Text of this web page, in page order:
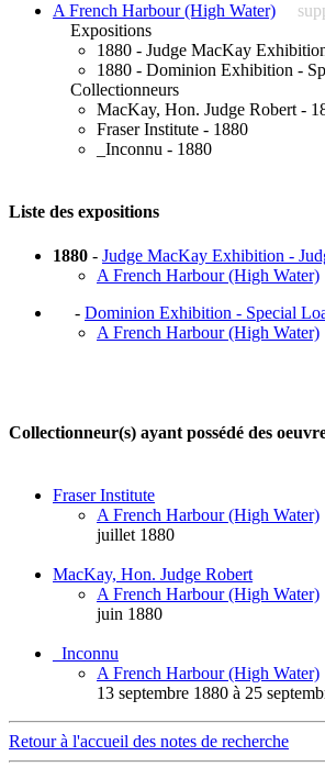
A French Harbour (High Water)
Expositions
1880 - Judge MacKay
1880 - Dominion Exhibition -
Collectionneurs
MacKay, Hon. Judge Robert -
Fraser Institute - 1880
_Inconnu - 1880
Liste des expositions
1880 - Judge MacKay Exhibition -
A French Harbour (High Water)
- Dominion Exhibition - Special
A French Harbour (High Water)
Collectionneur(s) ayant possédé des
Fraser Institute
A French Harbour (High Water)
juillet 1880
MacKay, Hon. Judge Robert
A French Harbour (High Water)
juin 1880
_Inconnu
A French Harbour (High Water)
13 septembre 1880 à 25
Retour à l'accueil des notes de recherche